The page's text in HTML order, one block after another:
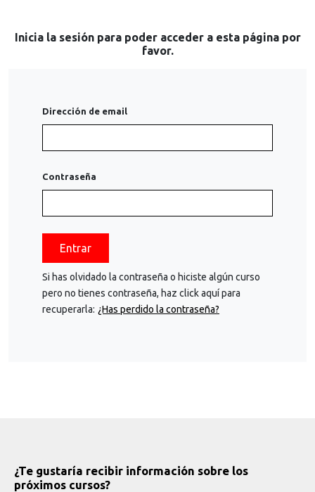
Inicia la sesión para poder acceder a esta página por
favor.
Dirección de email
Contraseña
Entrar
Si has olvidado la contraseña o hiciste algún curso
pero no tienes contraseña, haz click aquí para
recuperarla: ¿Has perdido la contraseña?
¿Te gustaría recibir información sobre los
próximos cursos?